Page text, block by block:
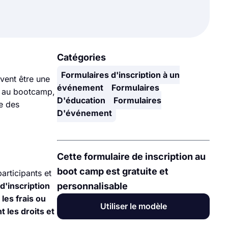
être une
bootcamp,
des
et
frais ou
les droits et
Catégories
Formulaires d'inscription à un
événement
Formulaires
D'éducation
Formulaires
D'événement
Cette formulaire de inscription au
boot camp est gratuite et
personnalisable
Utiliser le modèle